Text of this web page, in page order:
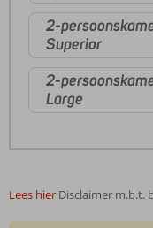
2-
Superior
2-
Large
Lees hier Disclaimer m.b.t.